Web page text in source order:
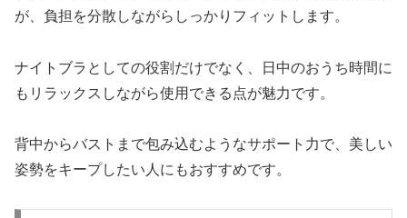
が、負担を分散しながらしっかりフィットします。
ナイトブラとしての役割だけでなく、日中のおうち時間に
もリラックスしながら使用できる点が魅力です。
背中からバストまで包み込むようなサポート力で、美しい
姿勢をキープしたい人にもおすすめです。